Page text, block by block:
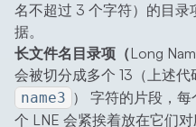
名不超过 3 个字符）的目
据。
长文件名目录项（Long
会被切分成多个 13（上述代
name3 ） 字符的片段，
个 LNE 会紧挨着放在它们